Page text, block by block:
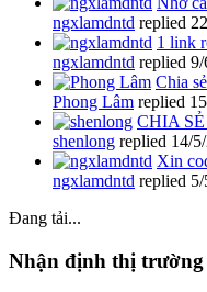
ngxlamdntd replied
1 link
ngxlamdntd replied 9/
Chia
Phong Lâm replied
CHIA
shenlong replied 14/
Xin
ngxlamdntd replied
Đang tải...
Nhận định thị trường